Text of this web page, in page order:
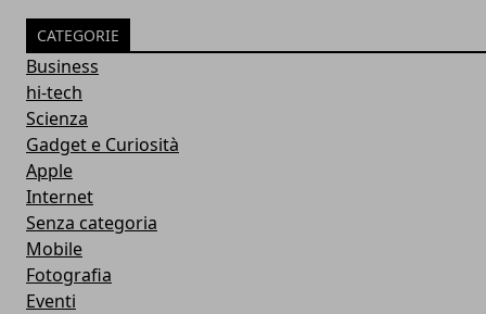
CATEGORIE
Business
hi-tech
Scienza
Gadget e Curiosità
Apple
Internet
Senza categoria
Mobile
Fotografia
Eventi